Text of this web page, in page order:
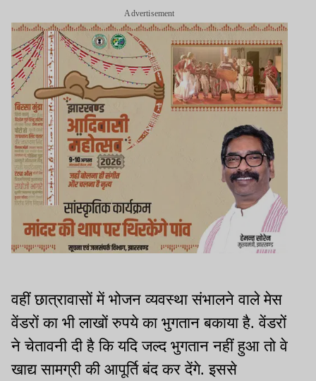
Advertisement
वहीं छात्रावासों में भोजन व्यवस्था संभालने वाले मेस
वेंडरों का भी लाखों रुपये का भुगतान बकाया है. वेंडरों
ने चेतावनी दी है कि यदि जल्द भुगतान नहीं हुआ तो वे
खाद्य सामग्री की आपूर्ति बंद कर देंगे. इससे